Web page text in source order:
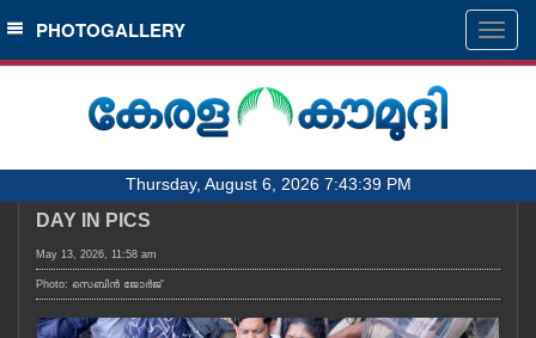
SECTIONS
HOME
NOTIFIED NEWS
KERALA
PHOTOGALLERY
Thursday, August 6, 2026 7:43:39 PM
DAY IN PICS
May 13, 2026, 11:58 am
Photo: സെബിൻ ജോർജ്